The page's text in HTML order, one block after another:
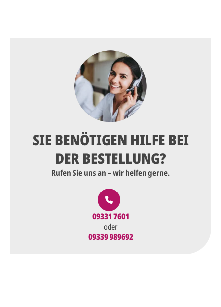
SIE BENÖTIGEN HILFE BEI
DER BESTELLUNG?
Rufen Sie uns an – wir helfen gerne.
09331 7601
oder
09339 989692